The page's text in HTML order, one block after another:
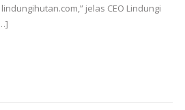
jelas CEO Lindungi